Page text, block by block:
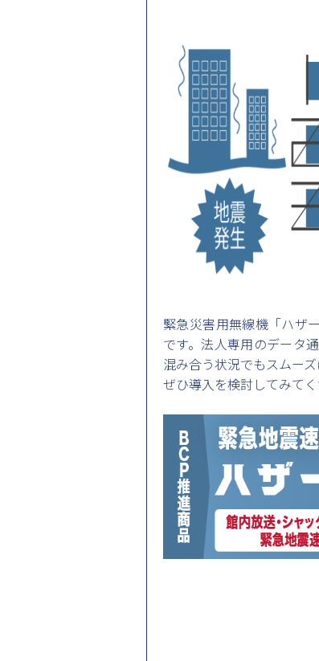
緊急災害用無線機「ハザ
です。法人専用のデータ
混み合う状況でもスムーズ
ぜひ導入を検討してみてく